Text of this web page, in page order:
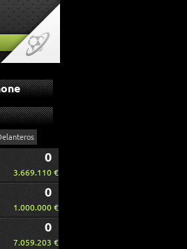
0
3.669.110 €
0
1.000.000 €
0
7.059.203 €